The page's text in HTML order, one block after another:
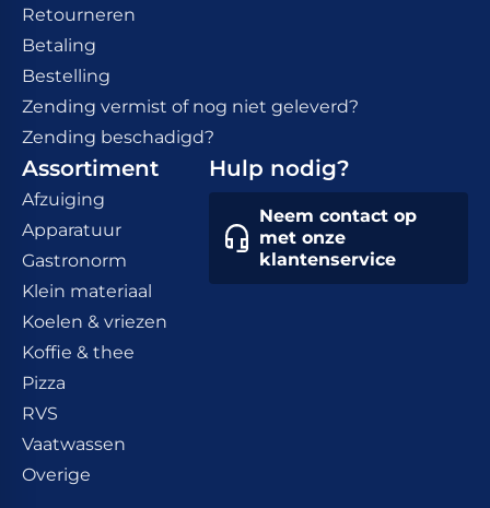
Retourneren
Betaling
Bestelling
Zending vermist of nog niet geleverd?
Zending beschadigd?
Assortiment
Afzuiging
Apparatuur
Gastronorm
Klein materiaal
Koelen & vriezen
Koffie & thee
Pizza
RVS
Vaatwassen
Overige
Hulp nodig?
Neem contact op
met onze
klantenservice